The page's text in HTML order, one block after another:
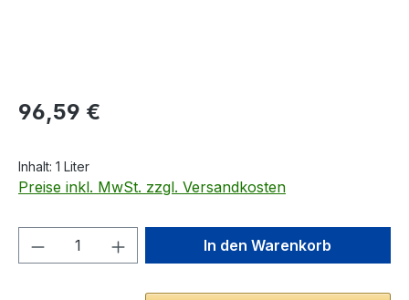
Regulärer Preis:
96,59 €
Inhalt: 1 Liter
Preise inkl. MwSt. zzgl. Versandkosten
Produkt Anzahl: Gib denIn den Warenkorb